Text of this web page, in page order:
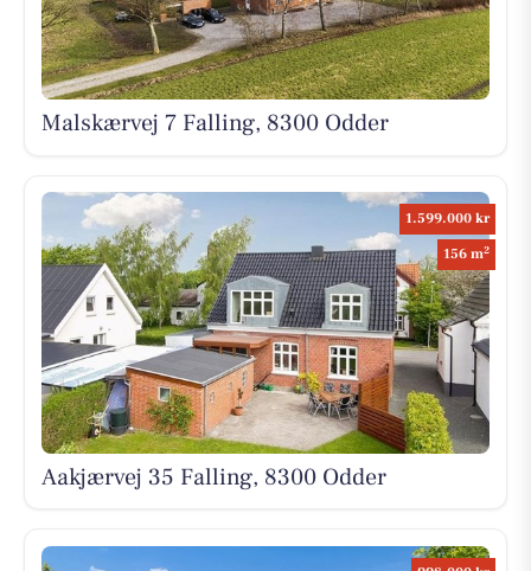
Malskærvej 7 Falling, 8300 Odder
1.599.000 kr
156 m2
Aakjærvej 35 Falling, 8300 Odder